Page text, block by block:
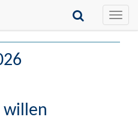
Toggle
willen